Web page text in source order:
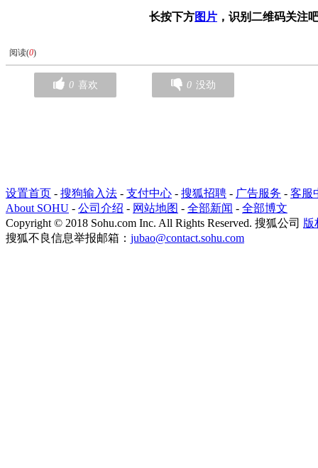
长按下方图片 ，识别二维码关注
阅读(0)
0 喜欢 0 没劲
设置首页 - 搜狗输入法 - 支付中心 - 搜狐招聘 - 广告服务 - 客服
About SOHU - 公司介绍 - 网站地图 - 全部新闻 - 全部博文
Copyright © 2018 Sohu.com Inc. All Rights Reserved. 搜狐公司 版
搜狐不良信息举报邮箱： jubao@contact.sohu.com